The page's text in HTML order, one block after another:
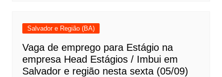
Salvador e Região (BA)
Vaga de emprego para Estágio na
empresa Head Estágios / Imbui em
Salvador e região nesta sexta (05/09)